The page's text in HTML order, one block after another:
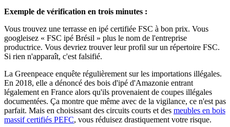
Exemple de vérification en trois minutes :
Vous trouvez une terrasse en ipé certifiée FSC à bon prix. Vous
googleisez « FSC ipé Brésil » plus le nom de l'entreprise
productrice. Vous devriez trouver leur profil sur un répertoire FSC.
Si rien n'apparaît, c'est falsifié.
La Greenpeace enquête régulièrement sur les importations illégales.
En 2018, elle a dénoncé des bois d'ipé d'Amazonie entrant
légalement en France alors qu'ils provenaient de coupes illégales
documentées. Ça montre que même avec de la vigilance, ce n'est pas
parfait. Mais en choisissant des circuits courts et des meubles en bois
massif certifiés PEFC, vous réduisez drastiquement votre risque.